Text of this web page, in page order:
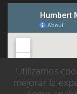
Utilizamos
mejorar la